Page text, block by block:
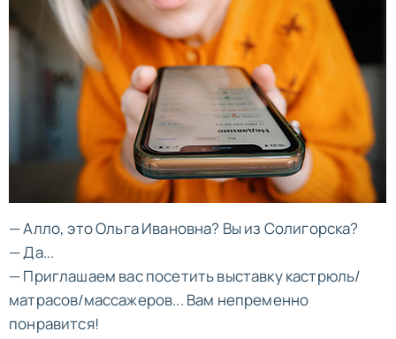
— Алло, это Ольга Ивановна? Вы из Солигорска?
— Да...
— Приглашаем вас посетить выставку кастрюль/
матрасов/массажеров... Вам непременно
понравится!